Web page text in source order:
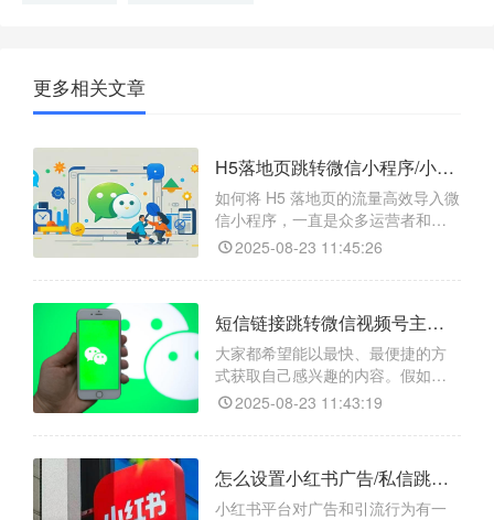
更多相关文章
H5落地页跳转微信小程序/小程序任意页面/小程序码的操作方式是什么？
如何将 H5 落地页的流量高效导入微
信小程序，一直是众多运营者和开
发者头疼的问题。别担心，今天就
链】，它能帮你轻松实现 H5 落地页
到小程序的任意页面，还能搞定小
程序码相关跳转哦！​
2025-08-23 11:45:26
短信链接跳转微信视频号主页/视频号视频/视频号直播如何操作？
大家都希望能以最快、最便捷的方
式获取自己感兴趣的内容。假如你
收到一条短信，里面有个链接，点
主页，或者观看特定视频，甚至进
感觉超棒？其实，借助跳转工具
【天天外链】，就能轻松实现这一
2025-08-23 11:43:19
怎么设置小红书广告/私信跳转微信小程序/小程序任意页面/小程序码？
小红书平台对广告和引流行为有一